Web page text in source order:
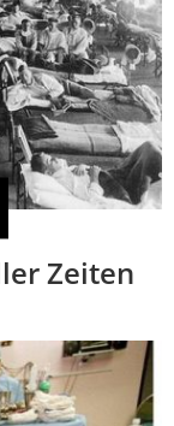
Zeiten